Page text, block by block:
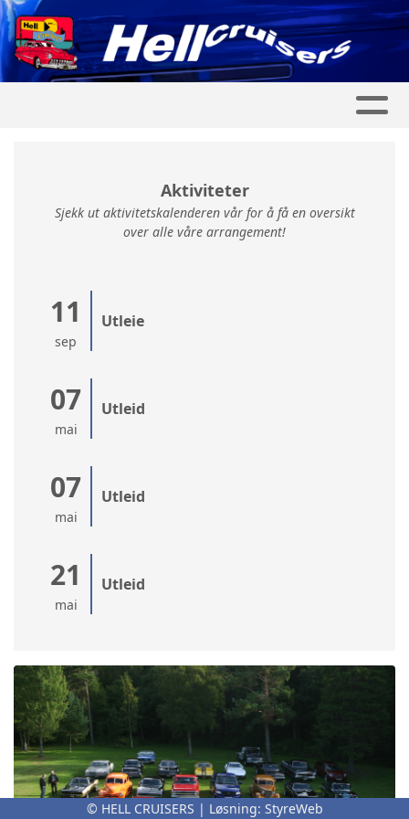
Aktiviteter
Sjekk ut aktivitetskalenderen vår for å få en oversikt
over alle våre arrangement!
11
sep
Utleie
07
mai
Utleid
07
mai
Utleid
21
mai
Utleid
© HELL CRUISERS | Løsning: StyreWeb